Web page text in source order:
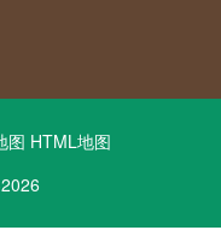
图 HTML地图